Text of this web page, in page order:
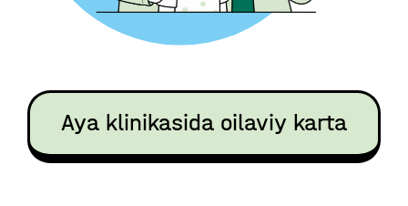
Aya klinikasida oilaviy karta